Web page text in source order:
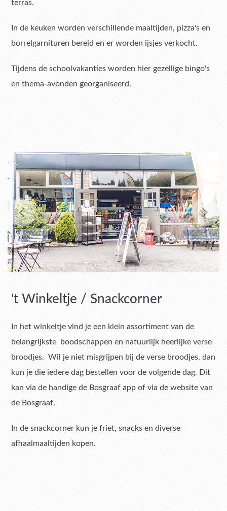
terras.
In de keuken worden verschillende maaltijden, pizza's en
borrelgarnituren bereid en er worden ijsjes verkocht.
Tijdens de schoolvakanties worden hier gezellige bingo's
en thema-avonden georganiseerd.
't Winkeltje / Snackcorner
In het winkeltje vind je een klein assortiment van de
belangrijkste boodschappen en natuurlijk heerlijke verse
broodjes. Wil je niet misgrijpen bij de verse broodjes, dan
kun je die iedere dag bestellen voor de volgende dag. Dit
kan via de handige de Bosgraaf app of via de website van
de Bosgraaf.
In de snackcorner kun je friet, snacks en diverse
afhaalmaaltijden kopen.